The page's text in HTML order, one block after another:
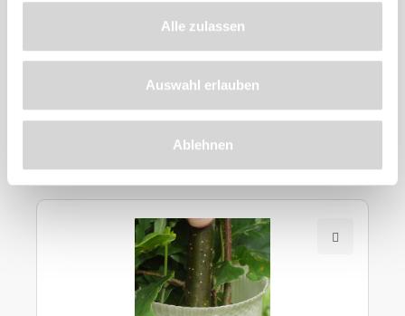
Alle zulassen
Auswahl erlauben
Ablehnen